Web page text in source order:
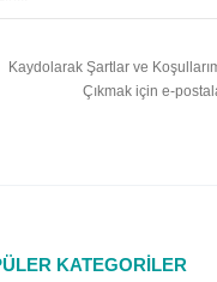
Kaydolarak Şartlar ve
Çıkmak için e-
KATEGORİLER